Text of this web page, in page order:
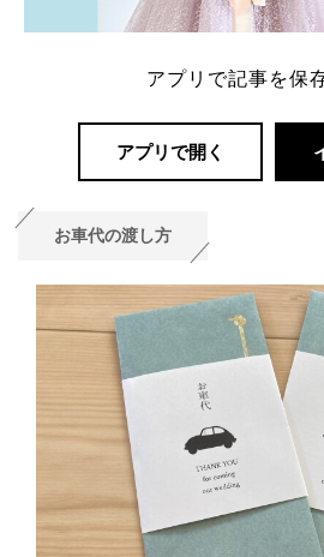
アプリで記事を保
アプリで開く
お車代の渡し方